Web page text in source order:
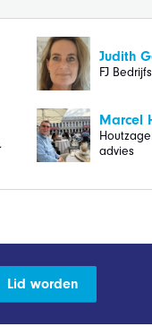
Judith
FJ
Marcel
advies
Lid worden